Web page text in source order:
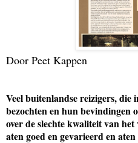
Door Peet Kappen
Veel buitenlandse reizigers, die
bezochten en hun bevindingen
over de slechte kwaliteit van
aten goed en gevarieerd en